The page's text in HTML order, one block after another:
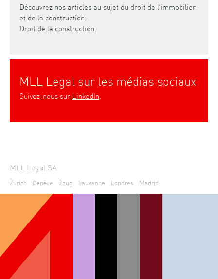
Découvrez nos articles au sujet du droit de l’immobilier
et de la construction.
Droit de la construction
MLL Legal sur les médias sociaux
Suivez-nous sur LinkedIn.
MLL Legal SA
Zurich Genève Zoug Lausanne Londres Madrid